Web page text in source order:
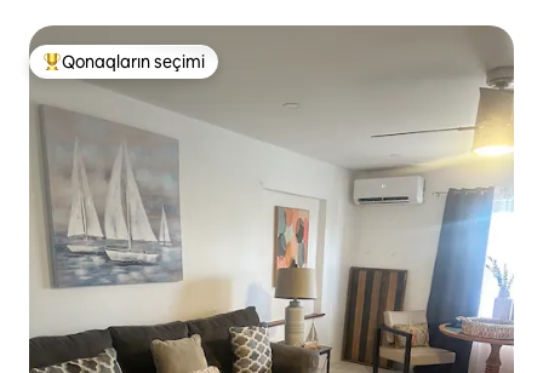
Populyar "Qonaqların seçimi"
Qonaqların seçimi